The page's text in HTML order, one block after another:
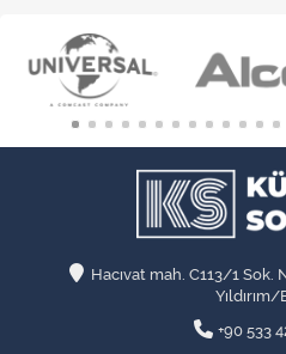
Hacıvat mah. C113/1 Sok.
+90 533